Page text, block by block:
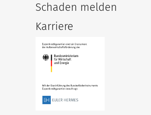
Schaden melden
Karriere